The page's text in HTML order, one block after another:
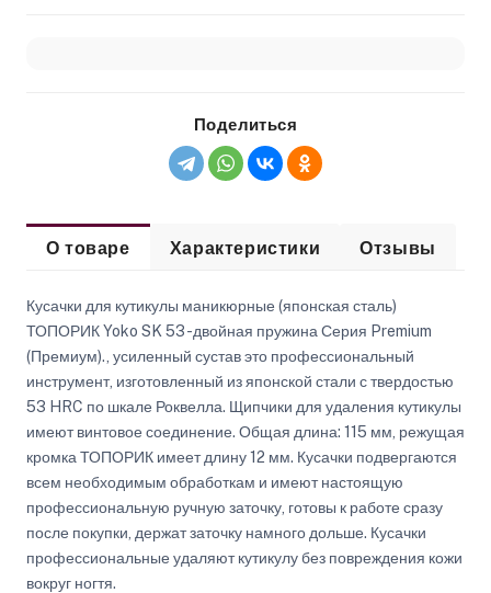
Поделиться
О товаре Характеристики Отзывы
Кусачки для кутикулы маникюрные (японская сталь)
ТОПОРИК Yoko SK 53 -двойная пружина Серия Premium
(Премиум)., усиленный сустав это профессиональный
инструмент, изготовленный из японской стали с твердостью
53 HRC по шкале Роквелла. Щипчики для удаления кутикулы
имеют винтовое соединение. Общая длина: 115 мм, режущая
кромка ТОПОРИК имеет длину 12 мм. Кусачки подвергаются
всем необходимым обработкам и имеют настоящую
профессиональную ручную заточку, готовы к работе сразу
после покупки, держат заточку намного дольше. Кусачки
профессиональные удаляют кутикулу без повреждения кожи
вокруг ногтя.